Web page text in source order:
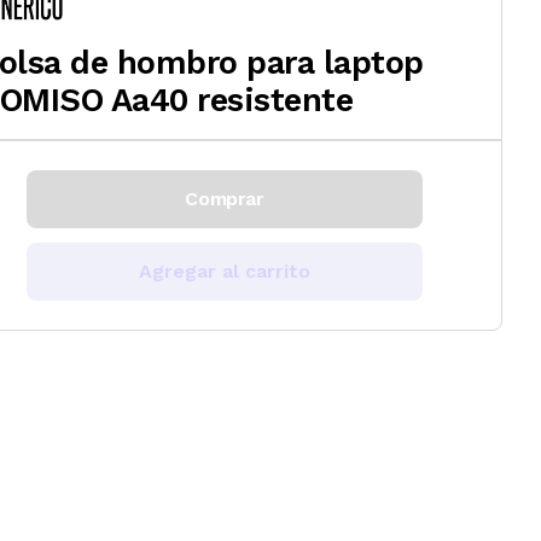
de hombro para laptop
Aa40 resistente
Comprar
Agregar al carrito